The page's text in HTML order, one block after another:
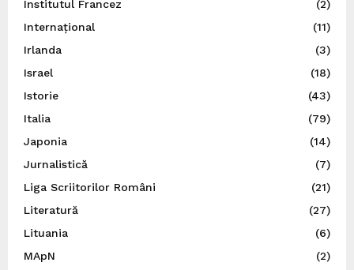
Institutul Francez
(2)
Internațional
(11)
Irlanda
(3)
Israel
(18)
Istorie
(43)
Italia
(79)
Japonia
(14)
Jurnalistică
(7)
Liga Scriitorilor Români
(21)
Literatură
(27)
Lituania
(6)
MApN
(2)